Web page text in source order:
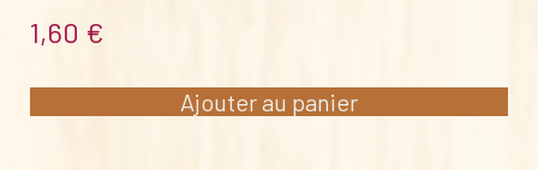
1,60 €
Ajouter au panier